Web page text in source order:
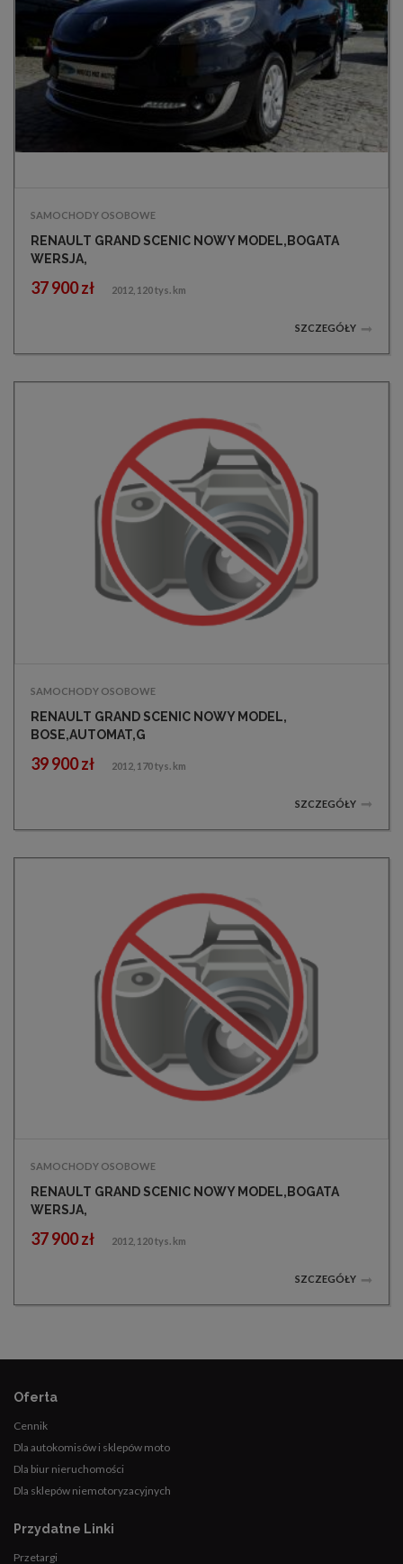
SAMOCHODY OSOBOWE
RENAULT GRAND SCENIC NOWY MODEL,BOGATA
WERSJA,
37 900 zł 2012, 120 tys. km
SZCZEGÓŁY
SAMOCHODY OSOBOWE
RENAULT GRAND SCENIC NOWY MODEL,
BOSE,AUTOMAT,G
39 900 zł 2012, 170 tys. km
SZCZEGÓŁY
SAMOCHODY OSOBOWE
RENAULT GRAND SCENIC NOWY MODEL,BOGATA
WERSJA,
37 900 zł 2012, 120 tys. km
SZCZEGÓŁY
Oferta
Cennik
Dla autokomisów i sklepów moto
Dla biur nieruchomości
Dla sklepów niemotoryzacyjnych
Przydatne Linki
Przetargi